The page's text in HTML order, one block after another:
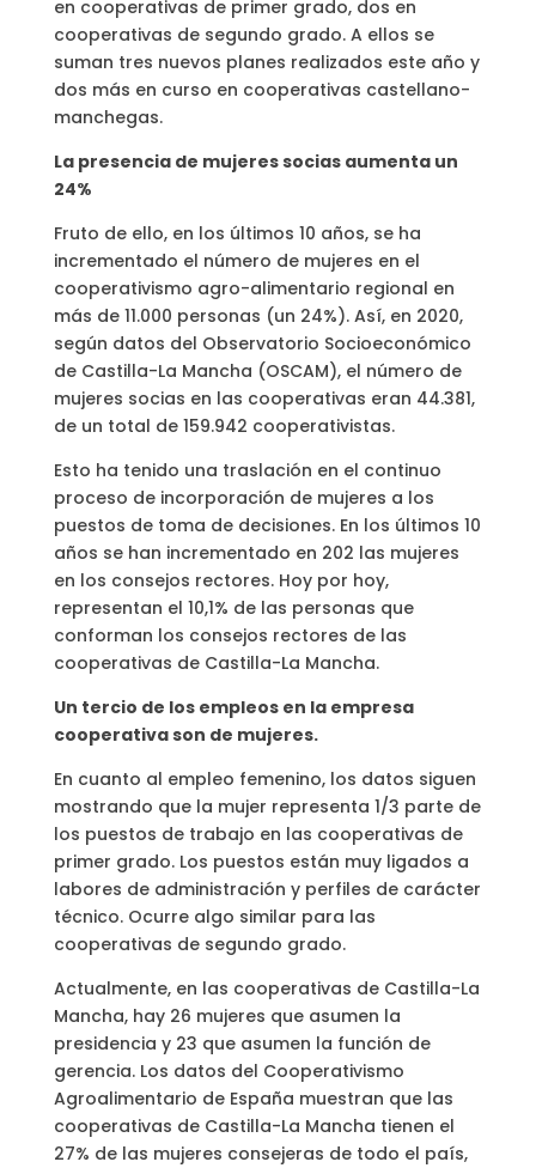
en cooperativas de primer grado, dos en
cooperativas de segundo grado. A ellos se
suman tres nuevos planes realizados este año y
dos más en curso en cooperativas castellano-
manchegas.
La presencia de mujeres socias aumenta un
24%
Fruto de ello, en los últimos 10 años, se ha
incrementado el número de mujeres en el
cooperativismo agro-alimentario regional en
más de 11.000 personas (un 24%). Así, en 2020,
según datos del Observatorio Socioeconómico
de Castilla-La Mancha (OSCAM), el número de
mujeres socias en las cooperativas eran 44.381,
de un total de 159.942 cooperativistas.
Esto ha tenido una traslación en el continuo
proceso de incorporación de mujeres a los
puestos de toma de decisiones. En los últimos 10
años se han incrementado en 202 las mujeres
en los consejos rectores. Hoy por hoy,
representan el 10,1% de las personas que
conforman los consejos rectores de las
cooperativas de Castilla-La Mancha.
Un tercio de los empleos en la empresa
cooperativa son de mujeres.
En cuanto al empleo femenino, los datos siguen
mostrando que la mujer representa 1/3 parte de
los puestos de trabajo en las cooperativas de
primer grado. Los puestos están muy ligados a
labores de administración y perfiles de carácter
técnico. Ocurre algo similar para las
cooperativas de segundo grado.
Actualmente, en las cooperativas de Castilla-La
Mancha, hay 26 mujeres que asumen la
presidencia y 23 que asumen la función de
gerencia. Los datos del Cooperativismo
Agroalimentario de España muestran que las
cooperativas de Castilla-La Mancha tienen el
27% de las mujeres consejeras de todo el país,